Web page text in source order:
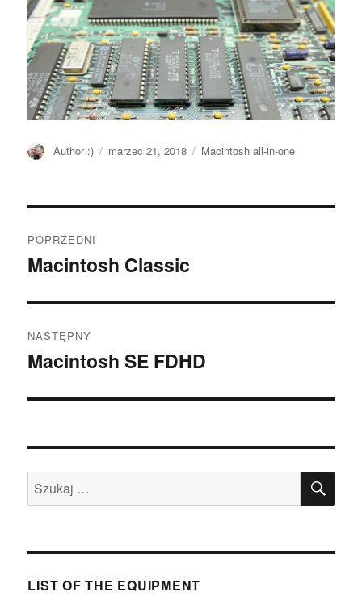
Autor
Author :) Opublikowano
marzec 21, 2018 Kategorie
Macintosh all-in-one
wpisu
POPRZEDNI
Poprzedni
Macintosh Classic
NASTĘPNY
Następny
Macintosh SE FDHD
Szukaj:
LIST OF THE EQUIPMENT